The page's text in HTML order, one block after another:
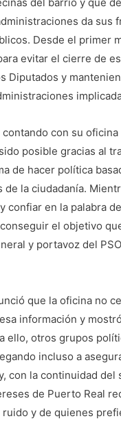
da sus
Desde el primer
evitar el cierre de
Diputados y
con su
posible gracias al
de hacer política
la ciudadanía.
confiar en la palabra
el objetivo
y portavoz del
que la oficina no
información y
ello, otros grupos
incluso a
con la continuidad del
de Puerto Real
y de quienes